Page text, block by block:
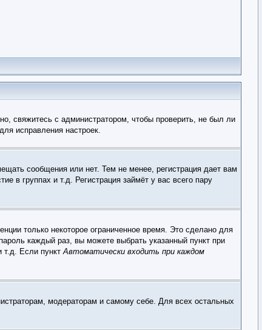
свяжитесь с администратором, чтобы проверить, не был ли
исправления настроек.
сообщения или нет. Тем не менее, регистрация дает вам
в группах и т.д. Регистрация займёт у вас всего пару
только некоторое ограниченное время. Это сделано для
каждый раз, вы можете выбрать указанный пункт при
т.д. Если пунктАвтоматически входить при каждом
модераторам и самому себе. Для всех остальных